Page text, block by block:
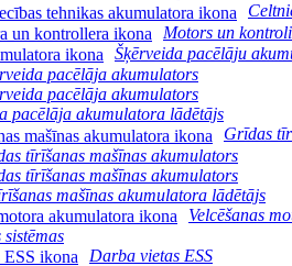
Motors un
Šķērveida pacēlāju
pacēlāja akumulators
pacēlāja akumulators
pacēlāja akumulatora lādētājs
Grīdas
tīrīšanas mašīnas akumulators
tīrīšanas mašīnas akumulators
mašīnas akumulatora lādētājs
Velcēšanas
Darba vietas ESS